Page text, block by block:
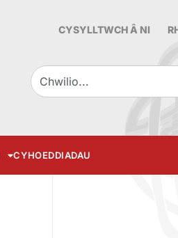
CYSYLLTWCH Â NI
CYHOEDDIADAU